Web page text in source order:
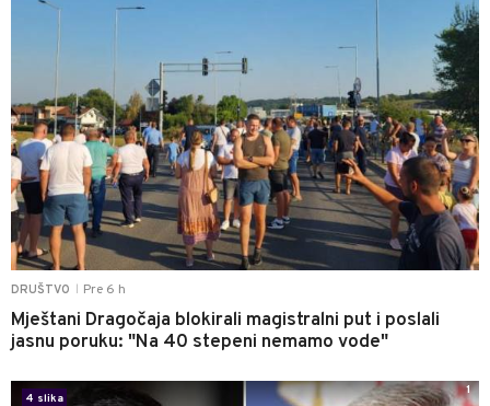
DRUŠTVO Pre 6 h
Mještani Dragočaja blokirali magistralni put i poslali
jasnu poruku: "Na 40 stepeni nemamo vode"
4 slika
1